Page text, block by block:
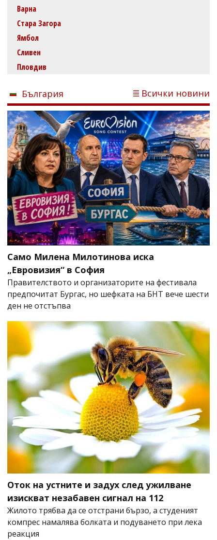
Варна
Стара Загора
Ямбол
Сливен
Пловдив
България Всички новини
Само Милена Милотинова иска
„Евровизия“ в София
Правителството и организаторите на фестивала
предпочитат Бургас, но шефката на БНТ вече шести
ден не отстъпва
Оток на устните и задух след ужилване
изискват незабавен сигнал на 112
Жилото трябва да се отстрани бързо, а студеният
компрес намалява болката и подуването при лека
реакция